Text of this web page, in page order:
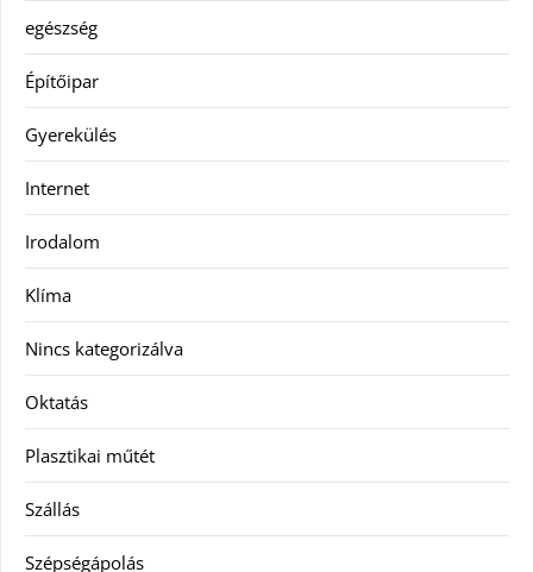
egészség
Építőipar
Gyerekülés
Internet
Irodalom
Klíma
Nincs kategorizálva
Oktatás
Plasztikai műtét
Szállás
Szépségápolás